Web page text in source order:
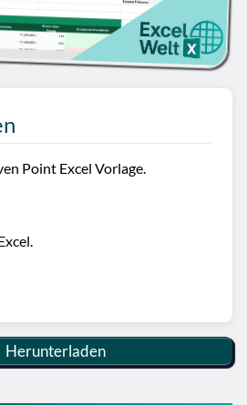
Point Excel Vorlage.
Herunterladen